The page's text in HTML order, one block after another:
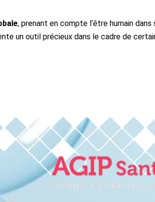
, prenant en compte l’être humain
un outil précieux dans le cadre de